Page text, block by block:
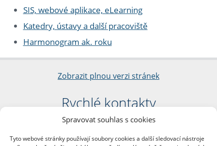
Spravovat souhlas s cookies
Tyto webové stránky používají soubory cookies a další sledovací nástroje
SIS, webové aplikace, eLearning
Katedry, ústavy a další pracoviště
Harmonogram ak. roku
Zobrazit plnou verzi stránek
Rychlé kontakty
Filozofická fakulta
nám. Jana Palacha 1/2